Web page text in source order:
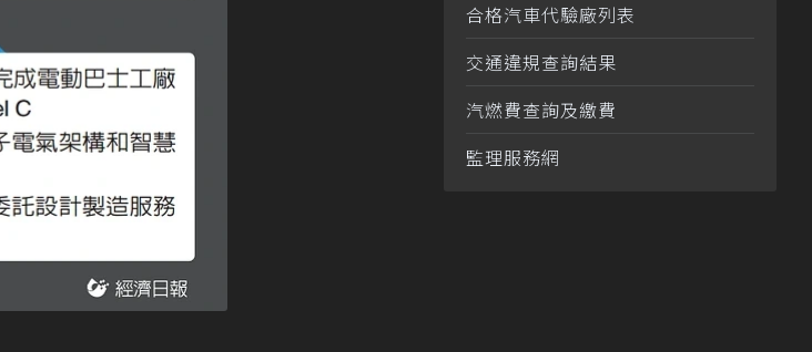
合格汽車代驗廠列表
交通違規查詢結果
汽燃費查詢及繳費
監理服務網